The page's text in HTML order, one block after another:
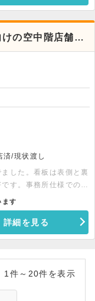
の空中階店舗が
済/現状渡し
した。看板は表側と裏
す。事務所仕様での引
れている方へもおすす
問合せください。
ます
詳細を見る
1件～20件を表示